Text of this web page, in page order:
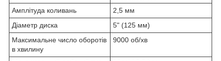
Амплітуда коливань
2,5 мм
Діаметр диска
5" (125 мм)
Максимальне число оборотів
в хвилину
9000 об/хв